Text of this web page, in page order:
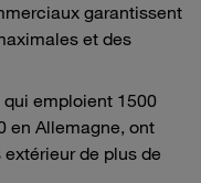
garantissent
et des
qui emploient 1500
en Allemagne, ont
de plus de